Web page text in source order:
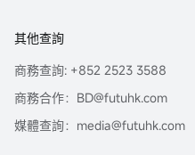
報告作者為香港證監會持牌人士，分
本報告中，富途證券並無持有該上市
過去12個月內與該公司並無投資銀行
員。
其他查詢
商務查詢: +852 2523 3588
商務合作：BD@futuhk.com
媒體查詢：media@futuhk.com